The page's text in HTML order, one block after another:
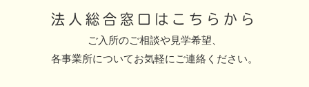
法人総合窓口はこちらから
ご入所のご相談や見学希望、
各事業所についてお気軽にご連絡ください。